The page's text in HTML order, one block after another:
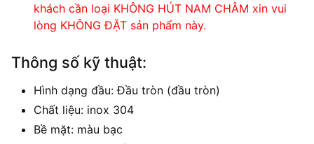
khách cần loại KHÔNG HÚT NAM CHÂM xin vui
lòng KHÔNG ĐẶT sản phẩm này.
Thông số kỹ thuật:
Hình dạng đầu: Đầu tròn (đầu tròn)
Chất liệu: inox 304
Bề mặt: màu bạc